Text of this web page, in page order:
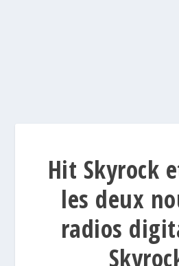
Hit Skyrock
les deux
radios